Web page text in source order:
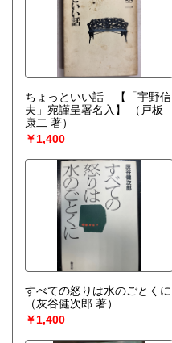
ちょっといい話 【「宇野信
夫」宛謹呈署名入】
（戸板
康二 著）
￥1,400
すべての怒りは水のごとくに
（灰谷健次郎 著）
￥1,400